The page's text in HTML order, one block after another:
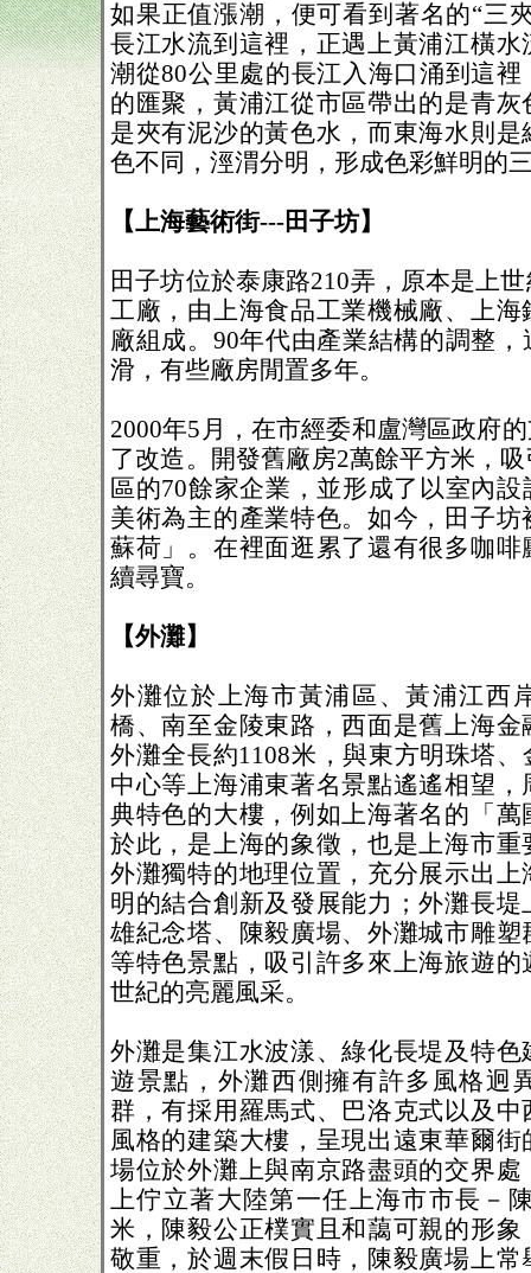
如果正值漲潮，便可看到著名的“三
長江水流到這裡，正遇上黃浦江橫
潮從80公里處的長江入海口涌到這
的匯聚，黃浦江從市區帶出的是青
是夾有泥沙的黃色水，而東海水則
色不同，涇渭分明，形成色彩鮮明的
【上海藝術街---田子坊】
田子坊位於泰康路210弄，原本是上
工廠，由上海食品工業機械廠、上
廠組成。90年代由產業結構的調整
滑，有些廠房閒置多年。
2000年5月，在市經委和盧灣區政府
了改造。開發舊廠房2萬餘平方米，
區的70餘家企業，並形成了以室內
美術為主的產業特色。如今，田子
蘇荷」。在裡面逛累了還有很多咖
續尋寶。
【外灘】
外灘位於上海市黃浦區、黃浦江西
橋、南至金陵東路，西面是舊上海
外灘全長約1108米，與東方明珠塔
中心等上海浦東著名景點遙遙相望
典特色的大樓，例如上海著名的「
於此，是上海的象徵，也是上海市
外灘獨特的地理位置，充分展示出
明的結合創新及發展能力；外灘長
雄紀念塔、陳毅廣場、外灘城市雕
等特色景點，吸引許多來上海旅遊
世紀的亮麗風采。
外灘是集江水波漾、綠化長堤及特
遊景點，外灘西側擁有許多風格迥
群，有採用羅馬式、巴洛克式以及
風格的建築大樓，呈現出遠東華爾
場位於外灘上與南京路盡頭的交界
上佇立著大陸第一任上海市市長－
米，陳毅公正樸實且和藹可親的形
敬重，於週末假日時，陳毅廣場上